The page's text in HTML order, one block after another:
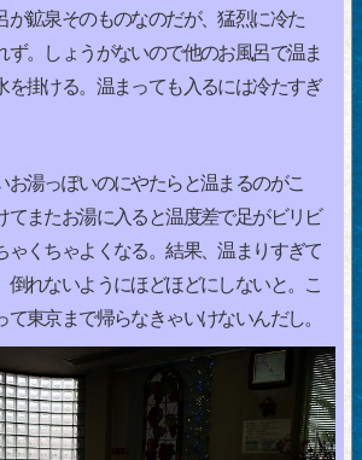
が鉱泉そのものなのだが、猛烈に冷た
ず。しょうがないので他のお風呂で温ま
を掛ける。温まっても入るには冷たすぎ
お湯っぽいのにやたらと温まるのがこ
てまたお湯に入ると温度差で足がビリビ
ゃくちゃよくなる。結果、温まりすぎて
倒れないようにほどほどにしないと。こ
東京まで帰らなきゃいけないんだし。